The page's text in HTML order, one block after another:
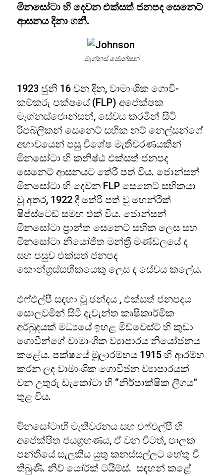
මිනසෝටා හි දෙවන එක්සත් ජනපද සෙනෙට්
ආසනය දිනා ගනී.
මැග්නස් ජොන්සන්
1923 ජුනි 16 වන දින, වාමාංශික ගොවි-
කම්කරු පක්ෂයේ (FLP) අපේක්ෂක
මැග්නස්ජොන්සන්, සේවය කරමින් සිටි
රිපබ්ලිකන් සෙනෙට් සභික නට් නෙල්සන්ගේ
අභාවයෙන් පසු විශේෂ මැතිවරණයකින්
මිනසෝටා හි කනිෂ්ඨ එක්සත් ජනපද
සෙනෙට් ආසනයට තේරී පත් විය. ජොන්සන්
මිනසෝටා හි දෙවන FLP සෙනෙට් සභිකයා
වූ අතර, 1922 දී තේරී පත් වූ හෙන්රික්
ෂිප්ස්ටෙඩ් සමඟ එක් විය. ජොන්සන්
මිනසෝටා ප්‍රාන්ත සෙනෙට් සභික ලෙස සහ
මිනසෝටා නියෝජිත මන්ත්‍රී මණ්ඩලයේ ද
සහ පසුව එක්සත් ජනපද
කොන්ග්‍රස්සභිකයෙකු ලෙස ද සේවය කලේය.
එෆ්එල්පී සඳහා වූ ඡන්දය , එක්සත් ජනපදය
සොලවමින් සිටි දැවැන්ත කෘෂිකාර්මික
අර්බුදයක් මධ්‍යයේ ඉහළ මිඩ්වෙස්ට් හි කුඩා
ගොවීන්ගේ වාමාංශික ව්‍යාපාරය නියෝජනය
කළේය. පක්ෂයේ මූලාරම්භය 1915 හි ආරම්භ
කරන ලද වාමාංශික ගොවිජන ව්‍යාපාරයක්
වන උතුරු ඩැකෝටා හි “නිර්පාක්ෂික ලීගය”
තුළ විය.
මිනසෝටාහි මැතිවරනය සහ එෆ්එල්පී හි
අපේක්ෂිත ජයග්‍රහණය, ඒ වන විටත්, පාලක
පන්තියේ සැලකිය යුතු කනස්සල්ලට හේතු වී
තිබුණි. නිව් යෝර්ක් ටයිම්ස්. සඳහන් කළේ